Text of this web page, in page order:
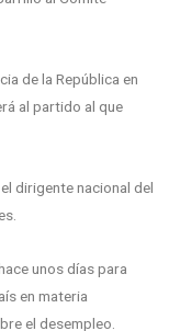
de la República en
al partido al que
dirigente nacional del
unos días para
en materia
el desempleo.